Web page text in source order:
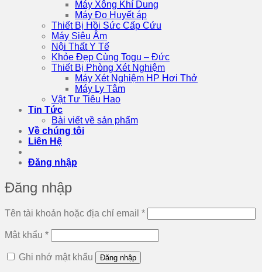
Máy Xông Khí Dung
Máy Đo Huyết áp
Thiết Bị Hồi Sức Cấp Cứu
Máy Siêu Âm
Nội Thất Y Tế
Khỏe Đẹp Cùng Togu – Đức
Thiết Bị Phòng Xét Nghiệm
Máy Xét Nghiệm HP Hơi Thở
Máy Ly Tâm
Vật Tư Tiêu Hao
Tin Tức
Bài viết về sản phẩm
Về chúng tôi
Liên Hệ
Đăng nhập
Đăng nhập
Tên tài khoản hoặc địa chỉ email *Bắt
buộc
Mật khẩu *Bắt
buộc
Ghi nhớ mật khẩu
Đăng nhập